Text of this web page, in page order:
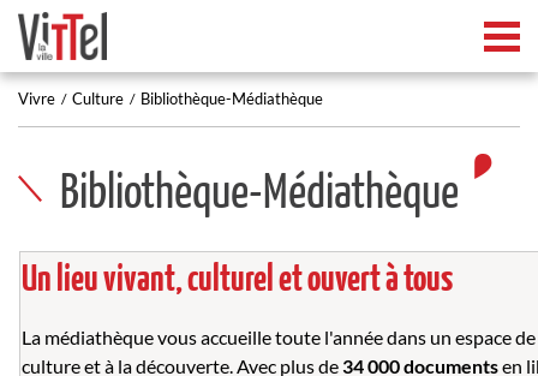
Vivre Culture Bibliothèque-Médiathèque
Bibliothèque-Médiathèque
Un lieu vivant, culturel et ouvert à tous
La médiathèque vous accueille toute l'année dans un espace de
culture et à la découverte. Avec plus de34 000 documentsen